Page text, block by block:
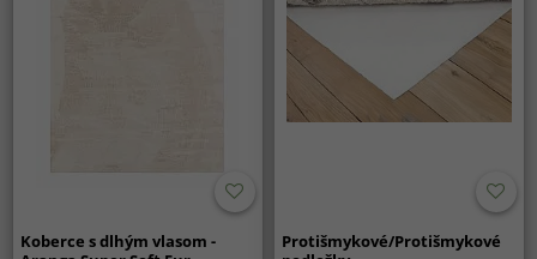
Koberce s dlhým vlasom -
Protišmykové/Protišmykové